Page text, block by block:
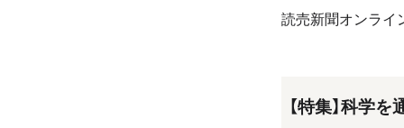
読売新聞オンライ
【特集】科学